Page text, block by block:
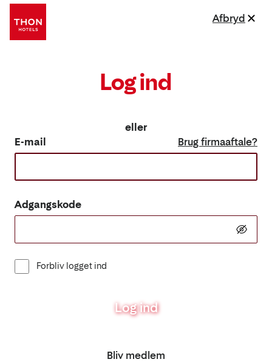
Log ind
eller
E-mail
Brug firmaaftale?
Adgangskode
Forbliv logget ind
Log ind
Bliv medlem
Afbryd